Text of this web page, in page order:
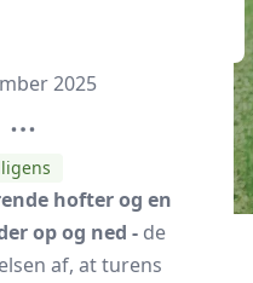
2025
hofter og en
op og ned - de
af, at turens